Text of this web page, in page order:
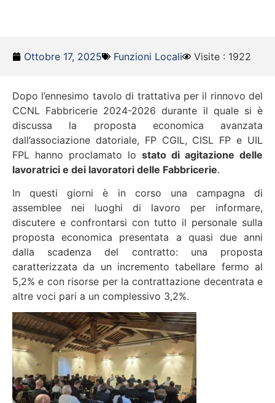
Ottobre 17, 2025 Funzioni Locali Visite : 1922
Dopo l’ennesimo tavolo di trattativa per il rinnovo del
CCNL Fabbricerie 2024-2026 durante il quale si è
discussa la proposta economica avanzata
dall’associazione datoriale, FP CGIL, CISL FP e UIL
FPL hanno proclamato lo stato di agitazione delle
lavoratrici e dei lavoratori delle Fabbricerie.
In questi giorni è in corso una campagna di
assemblee nei luoghi di lavoro per informare,
discutere e confrontarsi con tutto il personale sulla
proposta economica presentata a quasi due anni
dalla scadenza del contratto: una proposta
caratterizzata da un incremento tabellare fermo al
5,2% e con risorse per la contrattazione decentrata e
altre voci pari a un complessivo 3,2%.